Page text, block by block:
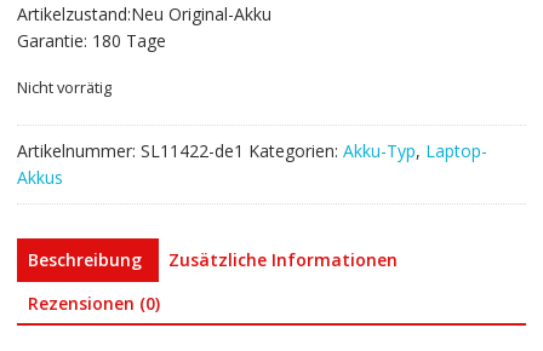
Artikelzustand:Neu Original-Akku
Garantie: 180 Tage
Nicht vorrätig
Artikelnummer: SL11422-de1 Kategorien: Akku-Typ, Laptop-
Akkus
Beschreibung
Zusätzliche Informationen
Rezensionen (0)